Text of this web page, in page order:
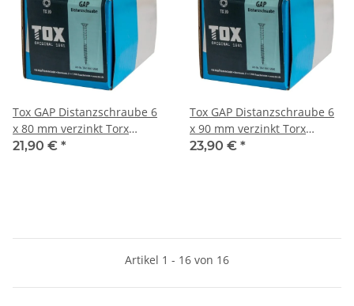
Tox GAP Distanzschraube 6
x 80 mm verzinkt Torx
100Stk
21,90 € *
Tox GAP Distanzschraube 6
x 90 mm verzinkt Torx
100Stk
23,90 € *
Artikel 1 - 16 von 16